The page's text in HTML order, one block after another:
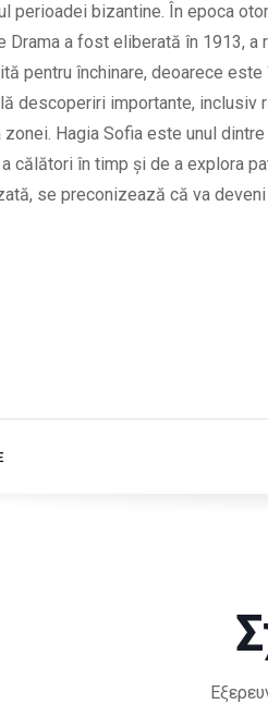
perioadei bizantine. În epoca
Drama a fost eliberată în 1913,
pentru închinare, deoarece
descoperiri importante,
Hagia Sofia este unul
călători în timp și de a explora
se preconizează că va